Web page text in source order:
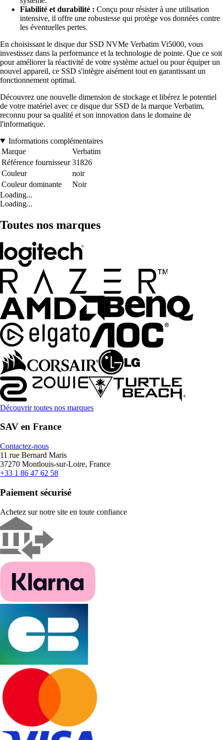
Fiabilité et durabilité : Conçu pour résister à une utilisation
intensive, il offre une robustesse qui protège vos données contre
les éventuelles pertes.
En choisissant le disque dur SSD NVMe Verbatim Vi5000, vous
investissez dans la performance et la technologie de pointe. Que ce soit
pour améliorer la réactivité de votre système actuel ou pour équiper un
nouvel appareil, ce SSD s'intègre aisément tout en garantissant un
fonctionnement optimal.
Découvrez une nouvelle dimension de stockage et libérez le potentiel
de votre matériel avec ce disque dur SSD de la marque Verbatim,
reconnu pour sa qualité et son innovation dans le domaine de
l'informatique.
Informations complémentaires
Marque
Verbatim
Référence fournisseur 31826
Couleur
noir
Couleur dominante
Noir
Loading...
Loading...
Toutes nos marques
Découvrir toutes nos marques
SAV en France
Contactez-nous
11 rue Bernard Maris
37270 Montlouis-sur-Loire, France
+33 1 86 47 62 58
Paiement sécurisé
Achetez sur notre site en toute confiance